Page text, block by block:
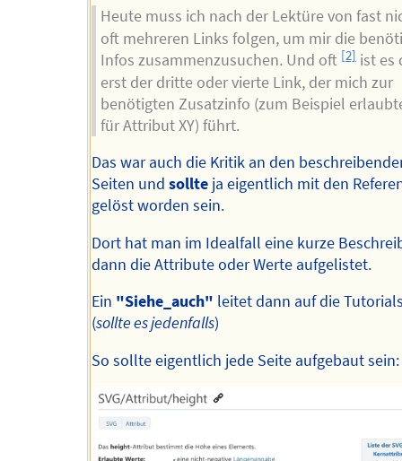
Heute muss ich nach der Lektüre von fast
oft mehreren Links folgen, um mir die
Infos zusammenzusuchen. Und oft [2]ist es
erst der dritte oder vierte Link, der mich zur
benötigten Zusatzinfo (zum Beispiel
für Attribut XY) führt.
Das war auch die Kritik an den
Seiten undsollte ja eigentlich mit den
gelöst worden sein.
Dort hat man im Idealfall eine kurze
dann die Attribute oder Werte aufgelistet.
Ein "Siehe_auch" leitet dann auf die
(sollte es jedenfalls)
So sollte eigentlich jede Seite aufgebaut sein: